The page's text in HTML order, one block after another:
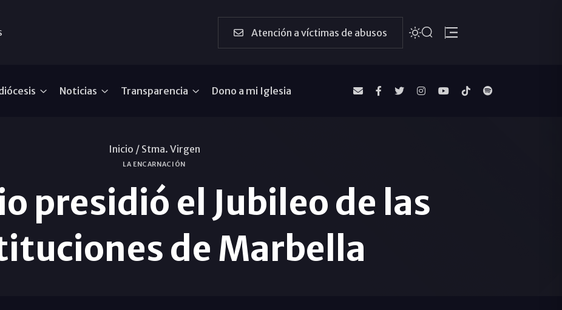
Atención a víctimas de abusos
Noticias Transparencia Dono a mi Iglesia
Inicio / Stma. Virgen
LA ENCARNACIÓN
presidió el Jubileo de las
de Marbella